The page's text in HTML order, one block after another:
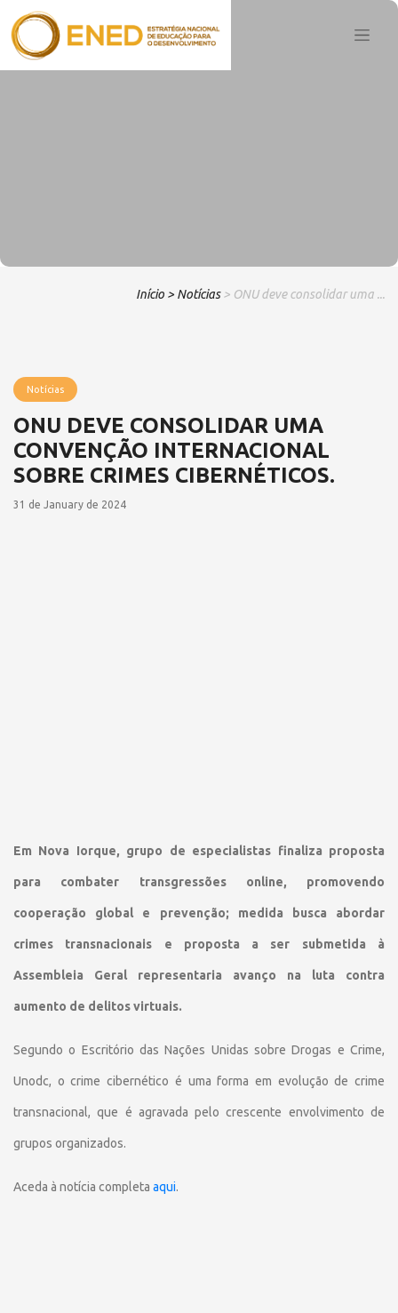
Início > Notícias > ONU deve consolidar uma ...
Notícias
ONU DEVE CONSOLIDAR UMA
CONVENÇÃO INTERNACIONAL
SOBRE CRIMES CIBERNÉTICOS.
31 de January de 2024
Em Nova Iorque, grupo de especialistas finaliza proposta
para combater transgressões online, promovendo
cooperação global e prevenção; medida busca abordar
crimes transnacionais e proposta a ser submetida à
Assembleia Geral representaria avanço na luta contra
aumento de delitos virtuais.
Segundo o Escritório das Nações Unidas sobre Drogas e Crime,
Unodc, o crime cibernético é uma forma em evolução de crime
transnacional, que é agravada pelo crescente envolvimento de
grupos organizados.
Aceda à notícia completa aqui.